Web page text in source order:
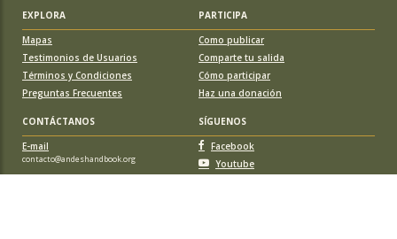
EXPLORA
PARTICIPA
Mapas
Testimonios de Usuarios
Términos y Condiciones
Preguntas Frecuentes
Como publicar
Comparte tu salida
Cómo participar
Haz una donación
CONTÁCTANOS
SÍGUENOS
E-mail
contacto@andeshandbook.org
Facebook
Youtube